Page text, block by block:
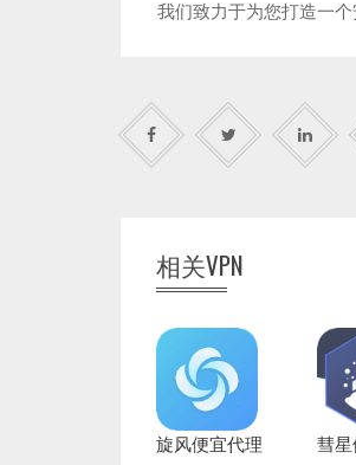
我们致力于为您打造一
相关VPN
旋风便宜代理
彗